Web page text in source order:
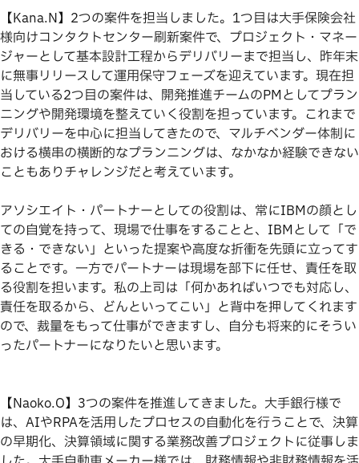
【Kana.N】2つの案件を担当しました。1つ目は大手保険会社
様向けコンタクトセンター刷新案件で、プロジェクト・マネー
ジャーとして基本設計工程からデリバリーまで担当し、昨年末
に無事リリースして運用保守フェーズを迎えています。現在担
当している2つ目の案件は、開発推進チームのPMとしてプラン
ニングや開発環境を整えていく役割を担っています。これまで
デリバリーを中心に担当してきたので、マルチベンダー体制に
おける横串の横断的なプランニングは、なかなか経験できない
こともありチャレンジだと考えています。
アソシエイト・パートナーとしての役割は、常にIBMの顔とし
ての自覚を持って、現場で仕事をすることと、IBMとして「で
きる・できない」といった提案や高度な折衝を先頭に立ってす
ることです。一方でパートナーは現場を部下に任せ、責任を取
る役割を担います。私の上司は「何かあればいつでも対応し、
責任を取るから、どんといってこい」と背中を押してくれます
ので、裁量をもって仕事ができますし、自分も将来的にそうい
ったパートナーになりたいと思います。
【Naoko.O】3つの案件を推進してきました。大手銀行様で
は、AIやRPAを活用したプロセスの自動化を行うことで、決算
の早期化、決算領域に関する業務改善プロジェクトに従事しま